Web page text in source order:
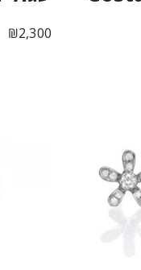
₪2,300